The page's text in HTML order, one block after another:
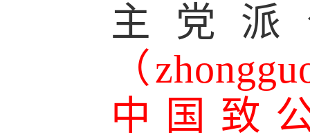
主党
（
中国致